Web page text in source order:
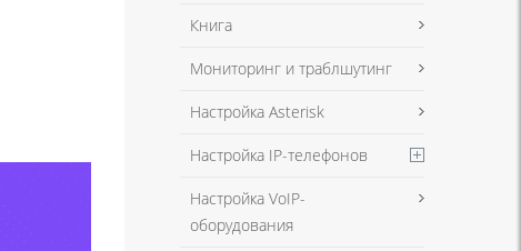
Книга
Мониторинг и траблшутинг
Настройка Asterisk
Настройка IP-телефонов
Настройка VoIP-
оборудования